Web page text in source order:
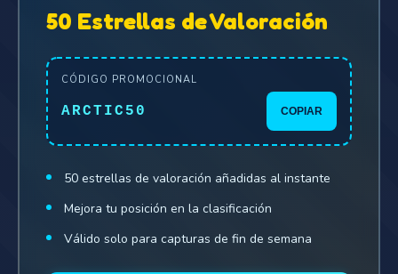
50 Estrellas de Valoración
CÓDIGO PROMOCIONAL
ARCTIC50 COPIAR
50 estrellas de valoración añadidas al instante
Mejora tu posición en la clasificación
Válido solo para capturas de fin de semana